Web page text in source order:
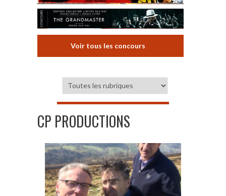
Voir tous les concours
CP PRODUCTIONS